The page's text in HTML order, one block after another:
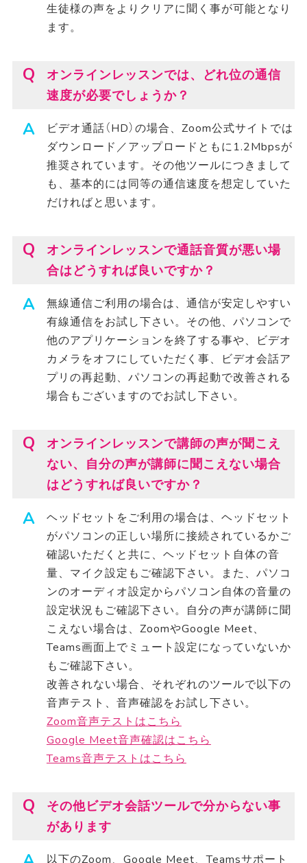
生徒様の声をよりクリアに聞く事が可能となり
ます。
オンラインレッスンでは、どれ位の通信
速度が必要でしょうか？
ビデオ通話（HD）の場合、Zoom公式サイトでは
ダウンロード／アップロードともに1.2Mbpsが
推奨されています。その他ツールにつきまして
も、基本的には同等の通信速度を想定していた
だければと思います。
オンラインレッスンで通話音質が悪い場
合はどうすれば良いですか？
無線通信ご利用の場合は、通信が安定しやすい
有線通信をお試し下さい。その他、パソコンで
他のアプリケーションを終了する事や、ビデオ
カメラをオフにしていただく事、ビデオ会話ア
プリの再起動、パソコンの再起動で改善される
場合もございますのでお試し下さい。
オンラインレッスンで講師の声が聞こえ
ない、自分の声が講師に聞こえない場合
はどうすれば良いですか？
ヘッドセットをご利用の場合は、ヘッドセット
がパソコンの正しい場所に接続されているかご
確認いただくと共に、ヘッドセット自体の音
量、マイク設定もご確認下さい。また、パソコ
ンのオーディオ設定からパソコン自体の音量の
設定状況もご確認下さい。自分の声が講師に聞
こえない場合は、ZoomやGoogle Meet、
Teams画面上でミュート設定になっていないか
もご確認下さい。
改善されない場合、それぞれのツールで以下の
音声テスト、音声確認をお試し下さい。
Zoom音声テストはこちら
Google Meet音声確認はこちら
Teams音声テストはこちら
その他ビデオ会話ツールで分からない事
があります
以下のZoom、Google Meet、Teamsサポート